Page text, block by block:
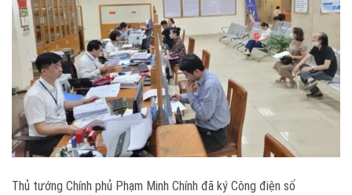
Thủ tướng Chính phủ Phạm Minh Chính đã ký Công điện số